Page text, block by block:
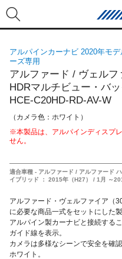
アルパインカーナビ 2020年モ
ーズ専用
アルファード / ヴェルフ
HDRマルチビュー・バ
HCE-C20HD-RD-AV-W
（カメラ色：ホワイト）
※本製品は、アルパインディスプ
せん。
適合車種 - アルファード / アルファード
イブリッド ： 2015年（H27） / 1月 ～
アルファード・ヴェルファイア（
に必要な商品一式をセットにした製
アルパイン製カーナビと接続する
ガイド線を表示。
カメラは多様なシーンで安全を確
ホワイト。